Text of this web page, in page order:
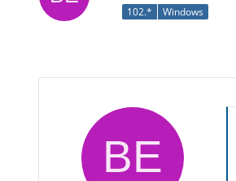
102.* Windows